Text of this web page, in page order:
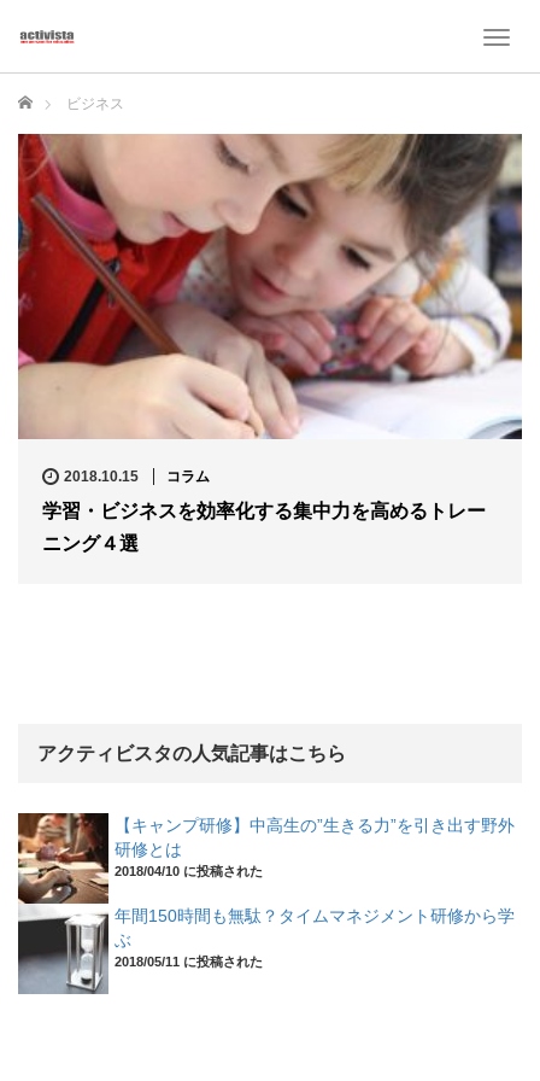
T
l
e
n
a
v
i
g
a
t
i
ホーム ビジネス
2018.10.15 コラム
学習・ビジネスを効率化する集中力を高めるトレー
ニング４選
アクティビスタの人気記事はこちら
【キャンプ研修】中高生の”生きる力”を引き出す野外
研修とは
2018/04/10 に投稿された
年間150時間も無駄？タイムマネジメント研修から学
ぶ
2018/05/11 に投稿された